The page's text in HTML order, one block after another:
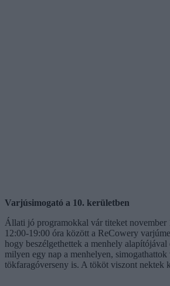
Varjúsimogató a 10. kerületben
Állati jó programokkal vár titeket november
12:00-19:00 óra között a ReCowery
hogy beszélgethettek a menhely alapítójával
milyen egy nap a menhelyen, simogathattok
tökfaragóverseny is. A tököt viszont nektek